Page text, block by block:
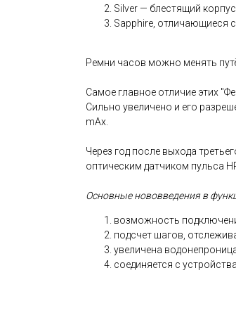
Silver — блестящий
Sapphire, отличающиеся
Ремни часов можно менять
Самое главное отличие этих
Сильно увеличено и его
mAx.
Через год после выхода
оптическим датчиком пульса
Основные нововведения в
возможность
подсчет шагов,
увеличена
соединяется с